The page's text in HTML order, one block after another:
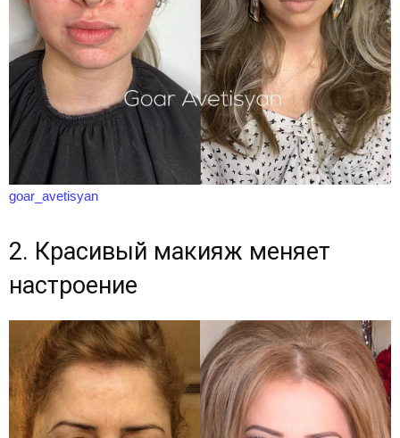
goar_avetisyan
2. Красивый макияж меняет
настроение